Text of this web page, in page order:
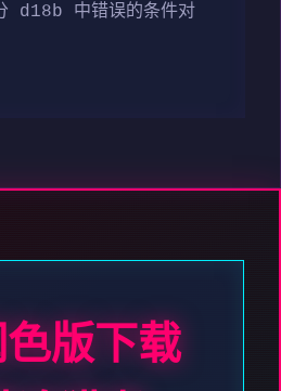
d18b 中错误的条件对
版下载